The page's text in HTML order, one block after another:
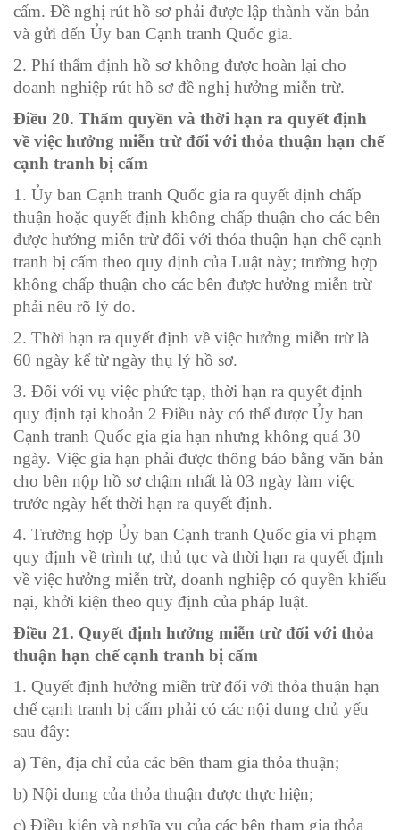
cấm. Đề nghị rút hồ sơ phải được lập thành văn bản
và gửi đến Ủy ban Cạnh tranh Quốc gia.
2. Phí thẩm định hồ sơ không được hoàn lại cho
doanh nghiệp rút hồ sơ đề nghị hưởng miễn trừ.
Điều 20. Thẩm quyền và thời hạn ra quyết định
về việc hưởng miễn trừ đối với thỏa thuận hạn chế
cạnh tranh bị cấm
1. Ủy ban Cạnh tranh Quốc gia ra quyết định chấp
thuận hoặc quyết định không chấp thuận cho các bên
được hưởng miễn trừ đối với thỏa thuận hạn chế cạnh
tranh bị cấm theo quy định của Luật này; trường hợp
không chấp thuận cho các bên được hưởng miễn trừ
phải nêu rõ lý do.
2. Thời hạn ra quyết định về việc hưởng miễn trừ là
60 ngày kể từ ngày thụ lý hồ sơ.
3. Đối với vụ việc phức tạp, thời hạn ra quyết định
quy định tại khoản 2 Điều này có thể được Ủy ban
Cạnh tranh Quốc gia gia hạn nhưng không quá 30
ngày. Việc gia hạn phải được thông báo bằng văn bản
cho bên nộp hồ sơ chậm nhất là 03 ngày làm việc
trước ngày hết thời hạn ra quyết định.
4. Trường hợp Ủy ban Cạnh tranh Quốc gia vi phạm
quy định về trình tự, thủ tục và thời hạn ra quyết định
về việc hưởng miễn trừ, doanh nghiệp có quyền khiếu
nại, khởi kiện theo quy định của pháp luật.
Điều 21. Quyết định hưởng miễn trừ đối với thỏa
thuận hạn chế cạnh tranh bị cấm
1. Quyết định hưởng miễn trừ đối với thỏa thuận hạn
chế cạnh tranh bị cấm phải có các nội dung chủ yếu
sau đây:
a) Tên, địa chỉ của các bên tham gia thỏa thuận;
b) Nội dung của thỏa thuận được thực hiện;
c) Điều kiện và nghĩa vụ của các bên tham gia thỏa